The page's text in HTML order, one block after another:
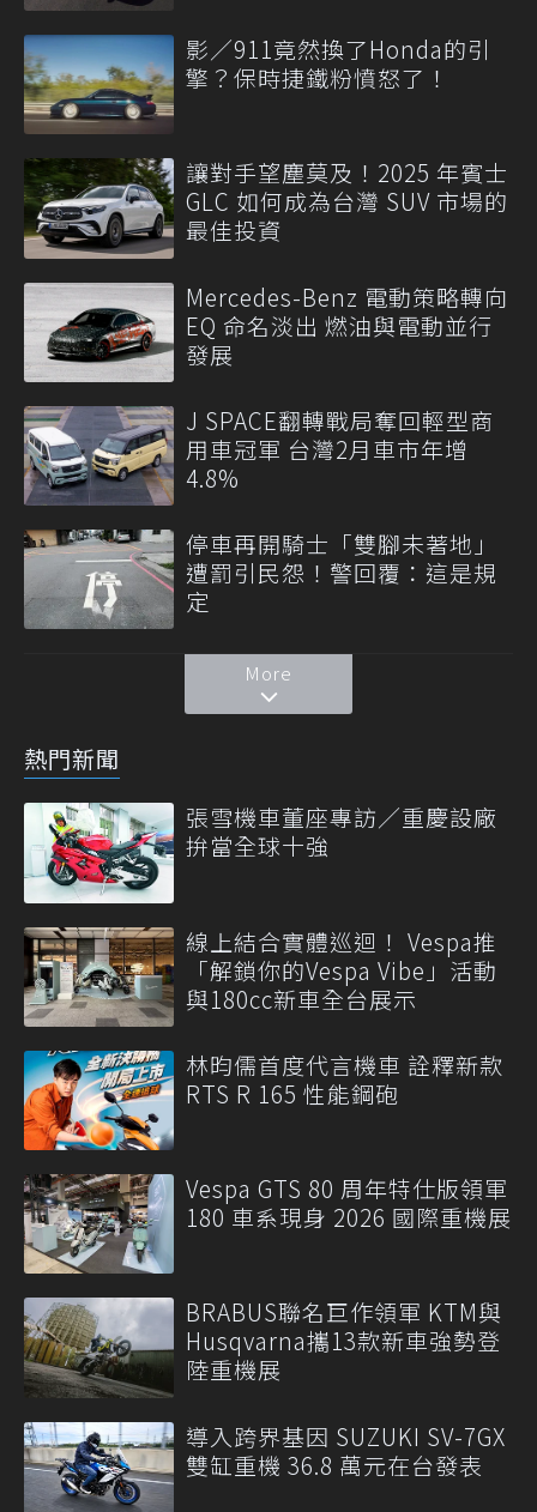
影／911竟然換了Honda的引
擎？保時捷鐵粉憤怒了！
讓對手望塵莫及！2025 年賓士
GLC 如何成為台灣 SUV 市場的
最佳投資
Mercedes-Benz 電動策略轉向
EQ 命名淡出 燃油與電動並行
發展
J SPACE翻轉戰局奪回輕型商
用車冠軍 台灣2月車市年增
4.8%
停車再開騎士「雙腳未著地」
遭罰引民怨！警回覆：這是規
定
More
熱門新聞
張雪機車董座專訪／重慶設廠
拚當全球十強
線上結合實體巡迴！ Vespa推
「解鎖你的Vespa Vibe」活動
與180cc新車全台展示
林昀儒首度代言機車 詮釋新款
RTS R 165 性能鋼砲
Vespa GTS 80 周年特仕版領軍
180 車系現身 2026 國際重機展
BRABUS聯名巨作領軍 KTM與
Husqvarna攜13款新車強勢登
陸重機展
導入跨界基因 SUZUKI SV-7GX
雙缸重機 36.8 萬元在台發表